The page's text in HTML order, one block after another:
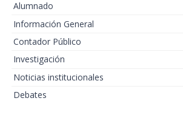
Alumnado
Información General
Contador Público
Investigación
Noticias institucionales
Debates